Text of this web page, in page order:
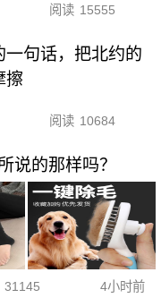
阅读 15555
一句话，把北约的
擦
阅读 10684
说的那样吗？
31145 4小时前